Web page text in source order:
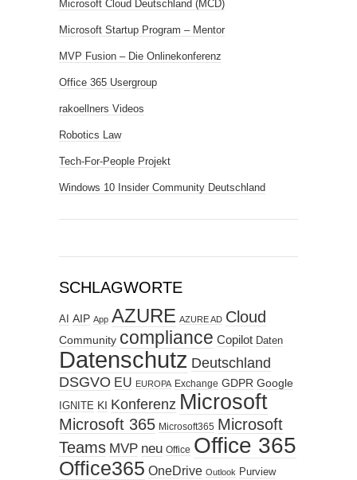
Microsoft Cloud Deutschland (MCD)
Microsoft Startup Program – Mentor
MVP Fusion – Die Onlinekonferenz
Office 365 Usergroup
rakoellners Videos
Robotics Law
Tech-For-People Projekt
Windows 10 Insider Community Deutschland
SCHLAGWORTE
AI AIP App AZURE AZURE AD Cloud
Community compliance Copilot Daten
Datenschutz Deutschland
DSGVO EU EUROPA Exchange GDPR Google
IGNITE KI Konferenz Microsoft
Microsoft 365 Microsoft365 Microsoft
Teams MVP neu Office Office 365
Office365 OneDrive Outlook Purview